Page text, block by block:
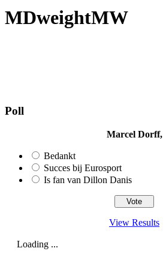
MDweightMW
Poll
Marcel Dorff,
Bedankt
Succes bij Eurosport
Is fan van Dillon Danis
View Results
Loading ...